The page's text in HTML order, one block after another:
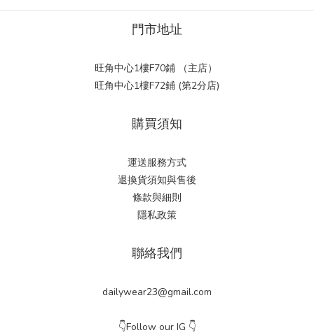
門市地址
旺角中心1樓F70鋪 （主店）
旺角中心1樓F72鋪 (第2分店)
購買須知
運送服務方式
退換貨須知與售後
條款與細則
隱私政策
聯絡我們
dailywear23@gmail.com
👇Follow our IG 👇